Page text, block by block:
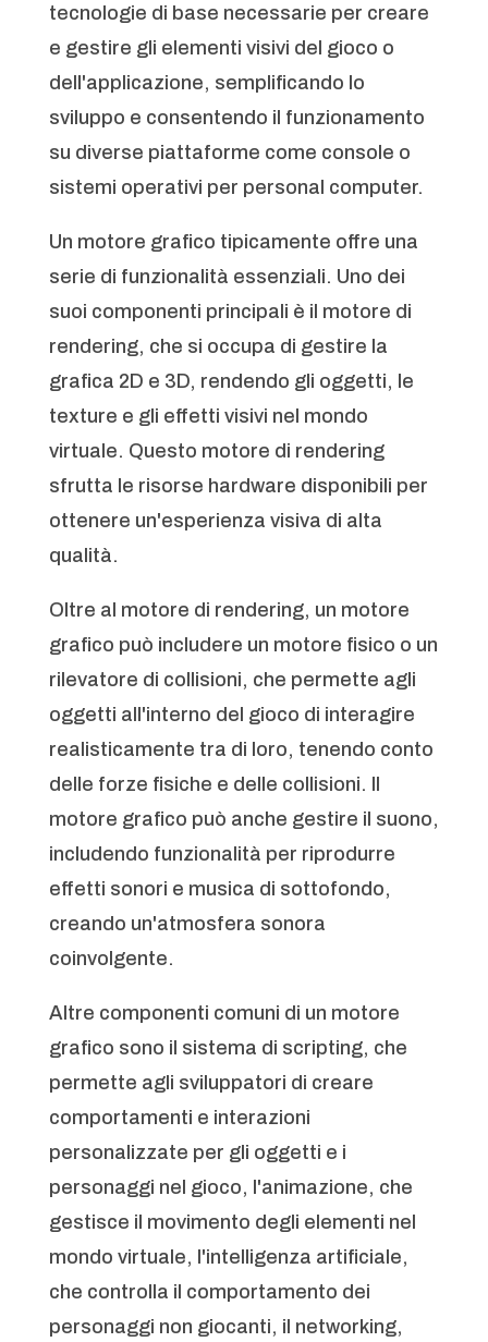
tecnologie di base necessarie per creare
e gestire gli elementi visivi del gioco o
dell'applicazione, semplificando lo
sviluppo e consentendo il funzionamento
su diverse piattaforme come console o
sistemi operativi per personal computer.
Un motore grafico tipicamente offre una
serie di funzionalità essenziali. Uno dei
suoi componenti principali è il motore di
rendering, che si occupa di gestire la
grafica 2D e 3D, rendendo gli oggetti, le
texture e gli effetti visivi nel mondo
virtuale. Questo motore di rendering
sfrutta le risorse hardware disponibili per
ottenere un'esperienza visiva di alta
qualità.
Oltre al motore di rendering, un motore
grafico può includere un motore fisico o un
rilevatore di collisioni, che permette agli
oggetti all'interno del gioco di interagire
realisticamente tra di loro, tenendo conto
delle forze fisiche e delle collisioni. Il
motore grafico può anche gestire il suono,
includendo funzionalità per riprodurre
effetti sonori e musica di sottofondo,
creando un'atmosfera sonora
coinvolgente.
Altre componenti comuni di un motore
grafico sono il sistema di scripting, che
permette agli sviluppatori di creare
comportamenti e interazioni
personalizzate per gli oggetti e i
personaggi nel gioco, l'animazione, che
gestisce il movimento degli elementi nel
mondo virtuale, l'intelligenza artificiale,
che controlla il comportamento dei
personaggi non giocanti, il networking,